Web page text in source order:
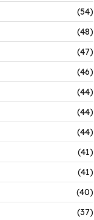
(54)
(48)
(47)
(46)
(44)
(44)
(44)
(41)
(41)
(40)
(37)